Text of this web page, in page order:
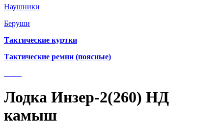
Наушники
Беруши
Тактические куртки
Тактические ремни (поясные)
Лодка Инзер-2(260) НД
камыш